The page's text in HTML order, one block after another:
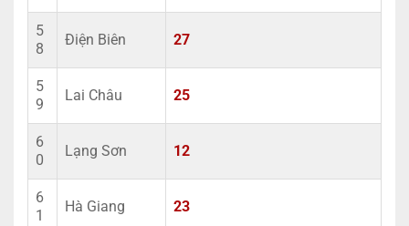
5
8
Điện Biên 27
5
9
Lai Châu 25
6
0
Lạng Sơn 12
6
1
Hà Giang 23